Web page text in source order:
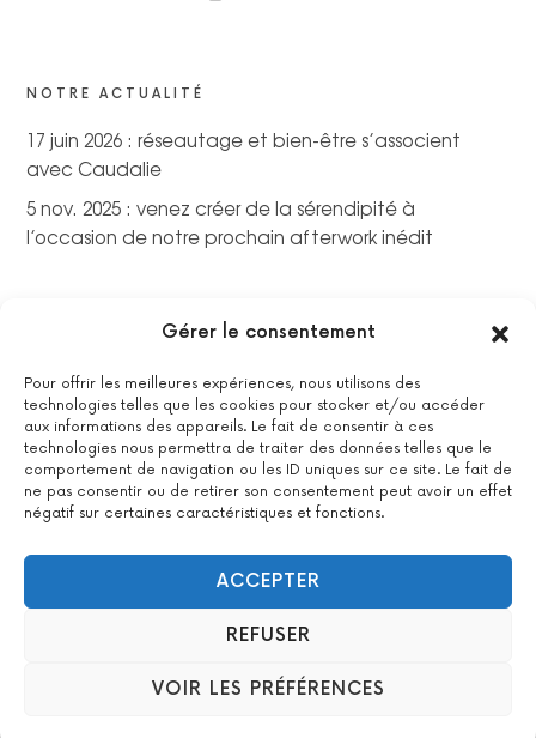
Gérer le consentement
Pour offrir les meilleures expériences, nous utilisons des
technologies telles que les cookies pour stocker et/ou accéder
aux informations des appareils. Le fait de consentir à ces
technologies nous permettra de traiter des données telles que le
comportement de navigation ou les ID uniques sur ce site. Le fait de
ne pas consentir ou de retirer son consentement peut avoir un effet
négatif sur certaines caractéristiques et fonctions.
ACCEPTER
REFUSER
VOIR LES PRÉFÉRENCES
NOTRE ACTUALITÉ
17 juin 2026 : réseautage et bien-être s’associent
avec Caudalie
5 nov. 2025 : venez créer de la sérendipité à
l’occasion de notre prochain afterwork inédit
La certification qualité a été délivrée au titre de la catégorie
suivante : actions de formations.Voir le certificat
2022 All Positive – Tous droits réservés –Contact